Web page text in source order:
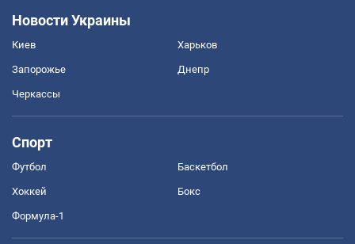
Новости Украины
Киев Харьков
Запорожье Днепр
Черкассы
Спорт
Футбол Баскетбол
Хоккей Бокс
Формула-1